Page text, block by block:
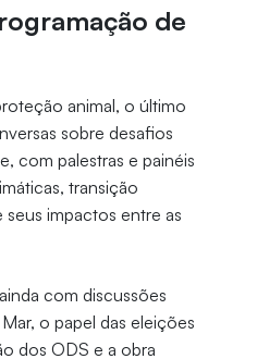
de
animal, o último
sobre desafios
com palestras e painéis
transição
seus impactos entre as
com discussões
o papel das eleições
dos ODS e a obra